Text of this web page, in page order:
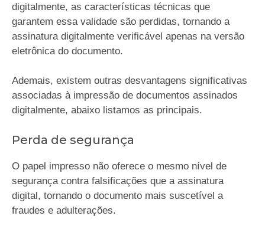
digitalmente, as características técnicas que
garantem essa validade são perdidas, tornando a
assinatura digitalmente verificável apenas na versão
eletrônica do documento.
Ademais, existem outras desvantagens significativas
associadas à impressão de documentos assinados
digitalmente, abaixo listamos as principais.
Perda de segurança
O papel impresso não oferece o mesmo nível de
segurança contra falsificações que a assinatura
digital, tornando o documento mais suscetível a
fraudes e adulterações.